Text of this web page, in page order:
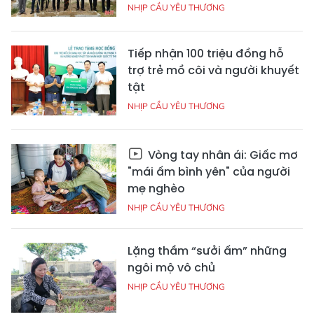
NHỊP CẦU YÊU THƯƠNG
Tiếp nhận 100 triệu đồng hỗ
trợ trẻ mồ côi và người khuyết
tật
NHỊP CẦU YÊU THƯƠNG
Vòng tay nhân ái: Giấc mơ
"mái ấm bình yên" của người
mẹ nghèo
NHỊP CẦU YÊU THƯƠNG
Lặng thầm “sưởi ấm” những
ngôi mộ vô chủ
NHỊP CẦU YÊU THƯƠNG